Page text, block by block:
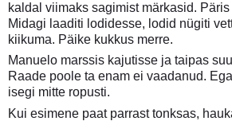
kaldal viimaks sagimist märkasid.
Midagi laaditi lodidesse, lodid nügiti
kiikuma. Päike kukkus merre.
Manuelo marssis kajutisse ja taipas
Raade poole ta enam ei vaadanud.
isegi mitte ropusti.
Kui esimene paat parrast tonksas,